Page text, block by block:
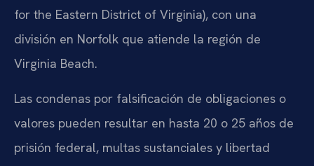
for the Eastern District of Virginia), con una
división en Norfolk que atiende la región de
Virginia Beach.
Las condenas por falsificación de obligaciones o
valores pueden resultar en hasta 20 o 25 años de
prisión federal, multas sustanciales y libertad